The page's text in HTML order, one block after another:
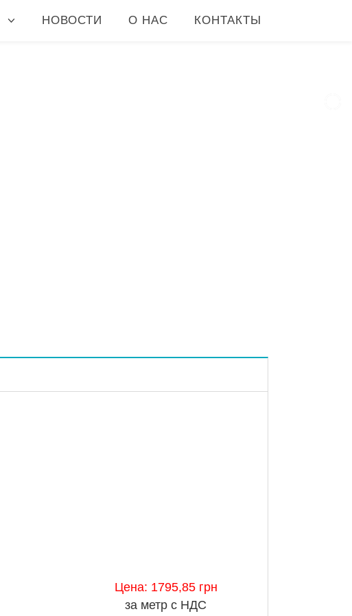
НОВОСТИ О НАС КОНТАКТЫ
Цена: 1795,85 грн
за метр с НДС